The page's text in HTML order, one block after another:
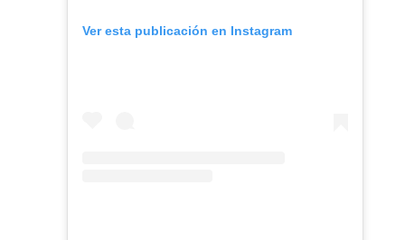
Ver esta publicación en Instagram